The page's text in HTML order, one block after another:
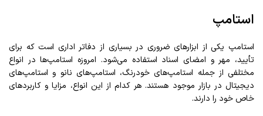
استامپ
استامپ یکی از ابزارهای ضروری در بسیاری از دفاتر اداری است که برای
تأیید، مهر و امضای اسناد استفاده می‌شود. امروزه استامپ‌ها در انواع
مختلفی از جمله استامپ‌های خودرنگ، استامپ‌های نانو و استامپ‌های
دیجیتال در بازار موجود هستند. هر کدام از این انواع، مزایا و کاربردهای
خاص خود را دارند.